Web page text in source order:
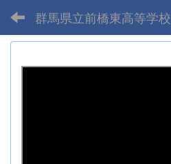
群馬県立前橋東高等学校